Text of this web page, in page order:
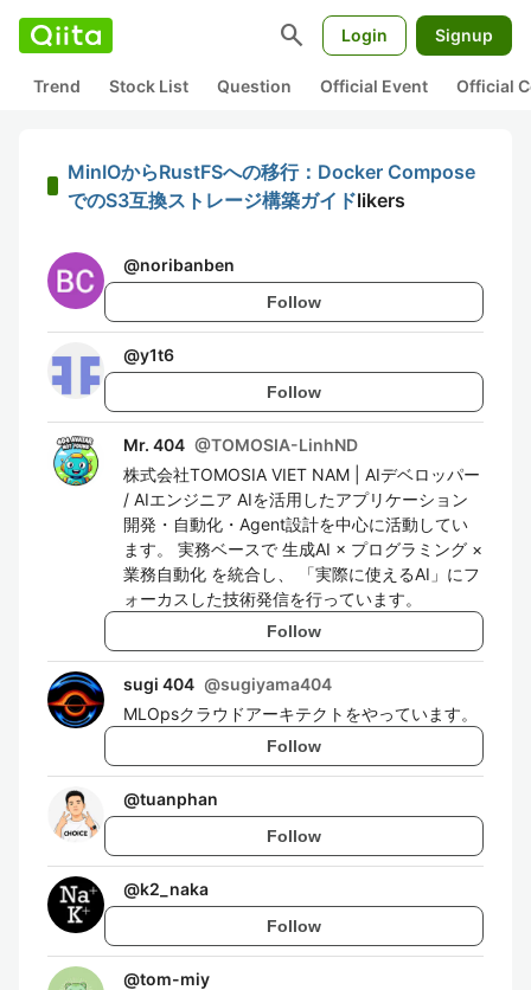
search Login Signup
Trend Stock List Question Official Event Official
MinIOからRustFSへの移行：Docker Compose
でのS3互換ストレージ構築ガイドlikers
@noribanben
Follow
@y1t6
Follow
Mr. 404 @TOMOSIA-LinhND
株式会社TOMOSIA VIET NAM | AIデベロッパー
/ AIエンジニア AIを活用したアプリケーション
開発・自動化・Agent設計を中心に活動してい
ます。 実務ベースで 生成AI × プログラミング ×
業務自動化 を統合し、 「実際に使えるAI」にフ
ォーカスした技術発信を行っています。
Follow
sugi 404 @sugiyama404
MLOpsクラウドアーキテクトをやっています。
Follow
@tuanphan
Follow
@k2_naka
Follow
@tom-miy